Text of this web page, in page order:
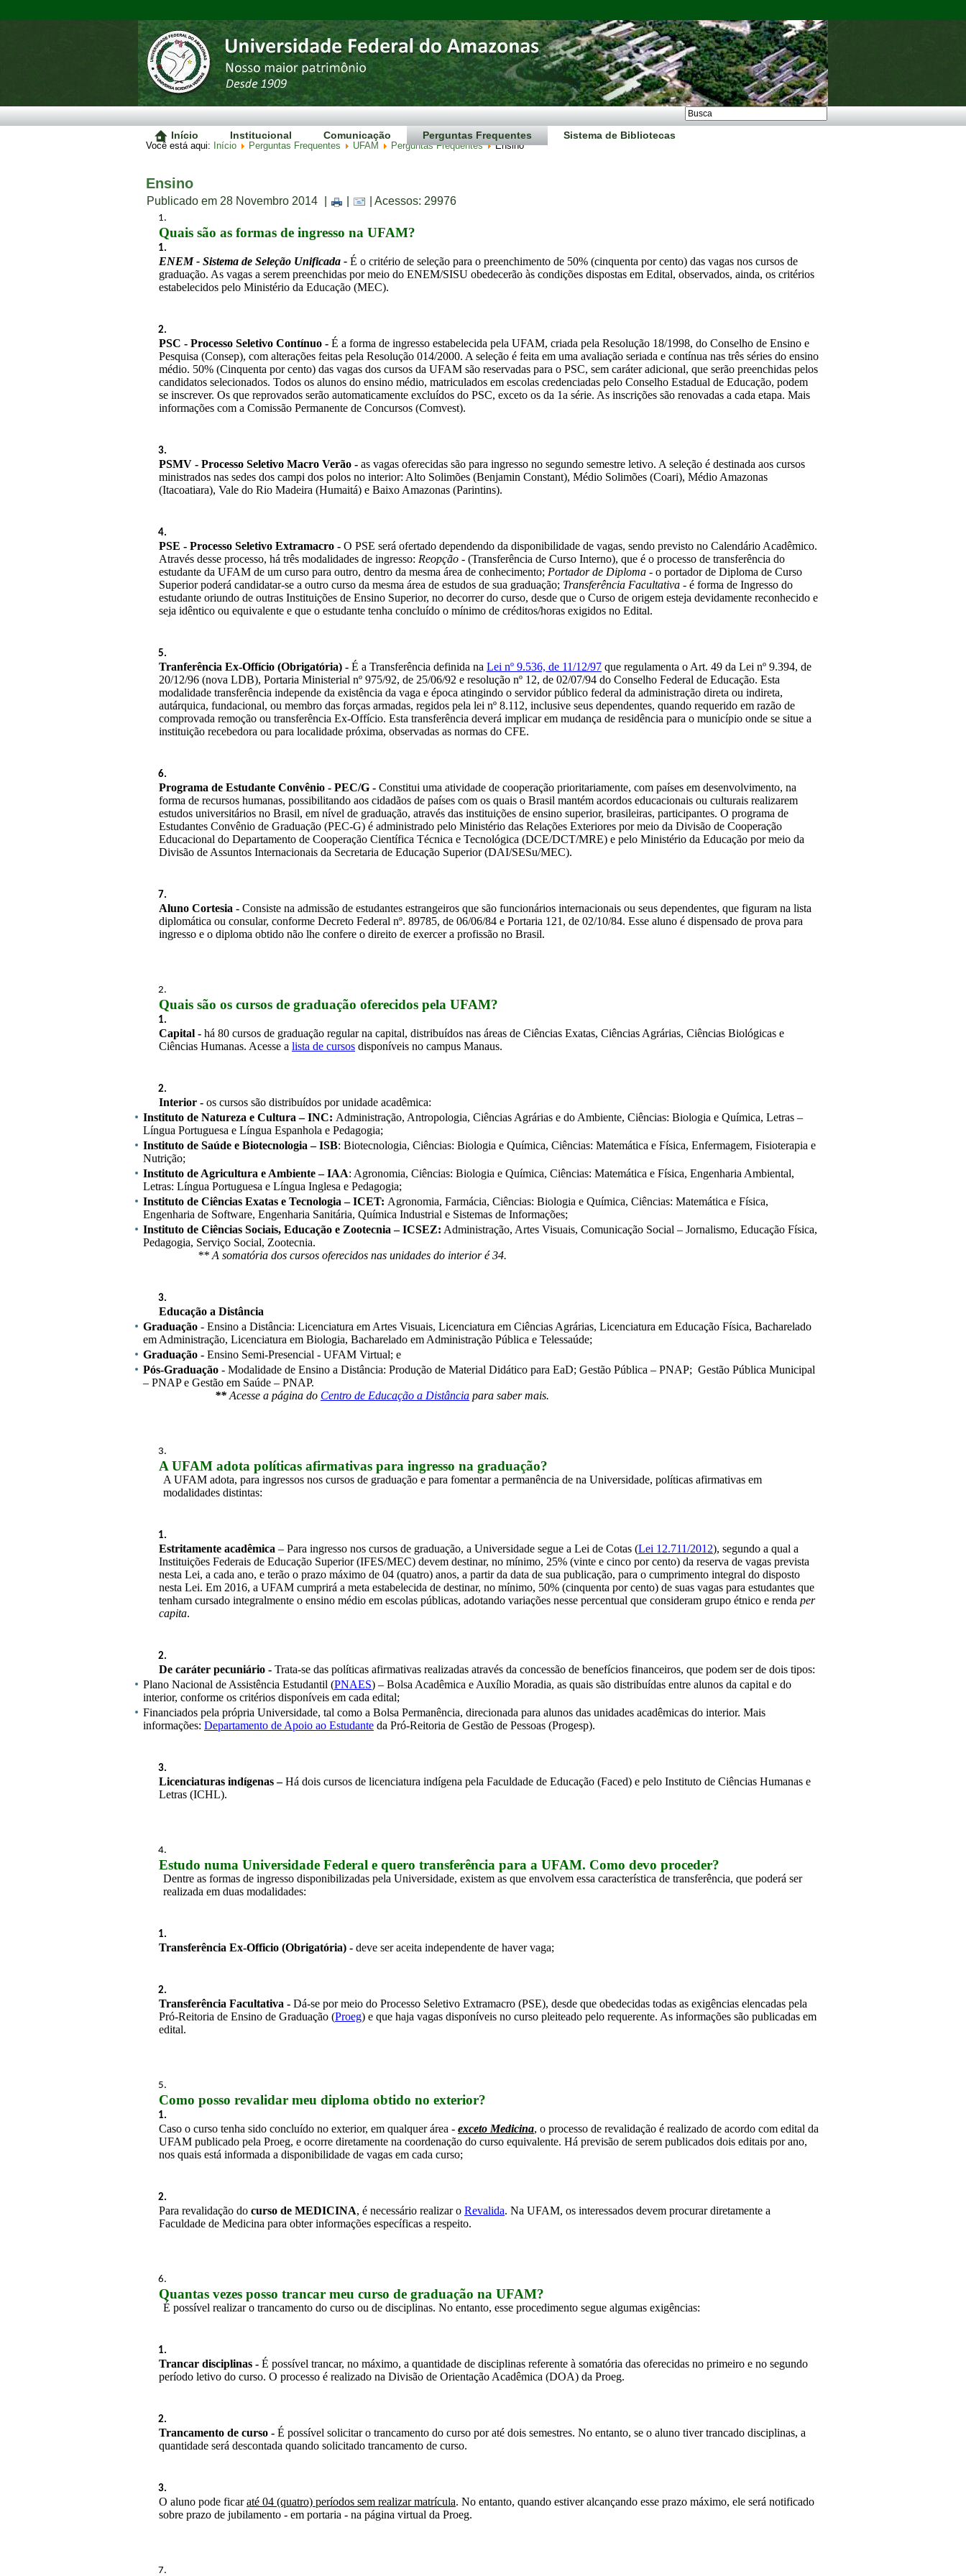
Início Institucional Comunicação Perguntas Frequentes Sistema de Bibliotecas
Você está aqui: Início Perguntas Frequentes UFAM Perguntas Frequentes Ensino
Ensino
Publicado em 28 Novembro 2014 | Acessos: 29976
Quais são as formas de ingresso na UFAM?
ENEM - Sistema de Seleção Unificada - É o critério de seleção para o preenchimento de 50% (cinquenta por cento) das vagas nos cursos de
graduação. As vagas a serem preenchidas por meio do ENEM/SISU obedecerão às condições dispostas em Edital, observados, ainda, os critérios
estabelecidos pelo Ministério da Educação (MEC).
PSC - Processo Seletivo Contínuo - É a forma de ingresso estabelecida pela UFAM, criada pela Resolução 18/1998, do Conselho de Ensino e
Pesquisa (Consep), com alterações feitas pela Resolução 014/2000. A seleção é feita em uma avaliação seriada e contínua nas três séries do ensino
médio. 50% (Cinquenta por cento) das vagas dos cursos da UFAM são reservadas para o PSC, sem caráter adicional, que serão preenchidas pelos
candidatos selecionados. Todos os alunos do ensino médio, matriculados em escolas credenciadas pelo Conselho Estadual de Educação, podem
se inscrever. Os que reprovados serão automaticamente excluídos do PSC, exceto os da 1a série. As inscrições são renovadas a cada etapa. Mais
informações com a Comissão Permanente de Concursos (Comvest).
PSMV - Processo Seletivo Macro Verão - as vagas oferecidas são para ingresso no segundo semestre letivo. A seleção é destinada aos cursos
ministrados nas sedes dos campi dos polos no interior: Alto Solimões (Benjamin Constant), Médio Solimões (Coari), Médio Amazonas
(Itacoatiara), Vale do Rio Madeira (Humaitá) e Baixo Amazonas (Parintins).
PSE - Processo Seletivo Extramacro - O PSE será ofertado dependendo da disponibilidade de vagas, sendo previsto no Calendário Acadêmico.
Através desse processo, há três modalidades de ingresso: Reopção - (Transferência de Curso Interno), que é o processo de transferência do
estudante da UFAM de um curso para outro, dentro da mesma área de conhecimento; Portador de Diploma - o portador de Diploma de Curso
Superior poderá candidatar-se a outro curso da mesma área de estudos de sua graduação; Transferência Facultativa - é forma de Ingresso do
estudante oriundo de outras Instituições de Ensino Superior, no decorrer do curso, desde que o Curso de origem esteja devidamente reconhecido e
seja idêntico ou equivalente e que o estudante tenha concluído o mínimo de créditos/horas exigidos no Edital.
Tranferência Ex-Offício (Obrigatória) - É a Transferência definida na Lei nº 9.536, de 11/12/97 que regulamenta o Art. 49 da Lei nº 9.394, de
20/12/96 (nova LDB), Portaria Ministerial nº 975/92, de 25/06/92 e resolução nº 12, de 02/07/94 do Conselho Federal de Educação. Esta
modalidade transferência independe da existência da vaga e época atingindo o servidor público federal da administração direta ou indireta,
autárquica, fundacional, ou membro das forças armadas, regidos pela lei nº 8.112, inclusive seus dependentes, quando requerido em razão de
comprovada remoção ou transferência Ex-Offício. Esta transferência deverá implicar em mudança de residência para o município onde se situe a
instituição recebedora ou para localidade próxima, observadas as normas do CFE.
Programa de Estudante Convênio - PEC/G - Constitui uma atividade de cooperação prioritariamente, com países em desenvolvimento, na
forma de recursos humanas, possibilitando aos cidadãos de países com os quais o Brasil mantém acordos educacionais ou culturais realizarem
estudos universitários no Brasil, em nível de graduação, através das instituições de ensino superior, brasileiras, participantes. O programa de
Estudantes Convênio de Graduação (PEC-G) é administrado pelo Ministério das Relações Exteriores por meio da Divisão de Cooperação
Educacional do Departamento de Cooperação Científica Técnica e Tecnológica (DCE/DCT/MRE) e pelo Ministério da Educação por meio da
Divisão de Assuntos Internacionais da Secretaria de Educação Superior (DAI/SESu/MEC).
Aluno Cortesia - Consiste na admissão de estudantes estrangeiros que são funcionários internacionais ou seus dependentes, que figuram na lista
diplomática ou consular, conforme Decreto Federal nº. 89785, de 06/06/84 e Portaria 121, de 02/10/84. Esse aluno é dispensado de prova para
ingresso e o diploma obtido não lhe confere o direito de exercer a profissão no Brasil.
Quais são os cursos de graduação oferecidos pela UFAM?
Capital - há 80 cursos de graduação regular na capital, distribuídos nas áreas de Ciências Exatas, Ciências Agrárias, Ciências Biológicas e
Ciências Humanas. Acesse a lista de cursos disponíveis no campus Manaus.
Interior - os cursos são distribuídos por unidade acadêmica:
Instituto de Natureza e Cultura – INC: Administração, Antropologia, Ciências Agrárias e do Ambiente, Ciências: Biologia e Química, Letras –
Língua Portuguesa e Língua Espanhola e Pedagogia;
Instituto de Saúde e Biotecnologia – ISB: Biotecnologia, Ciências: Biologia e Química, Ciências: Matemática e Física, Enfermagem, Fisioterapia e
Nutrição;
Instituto de Agricultura e Ambiente – IAA: Agronomia, Ciências: Biologia e Química, Ciências: Matemática e Física, Engenharia Ambiental,
Letras: Língua Portuguesa e Língua Inglesa e Pedagogia;
Instituto de Ciências Exatas e Tecnologia – ICET: Agronomia, Farmácia, Ciências: Biologia e Química, Ciências: Matemática e Física,
Engenharia de Software, Engenharia Sanitária, Química Industrial e Sistemas de Informações;
Instituto de Ciências Sociais, Educação e Zootecnia – ICSEZ: Administração, Artes Visuais, Comunicação Social – Jornalismo, Educação Física,
Pedagogia, Serviço Social, Zootecnia.
** A somatória dos cursos oferecidos nas unidades do interior é 34.
Educação a Distância
Graduação - Ensino a Distância: Licenciatura em Artes Visuais, Licenciatura em Ciências Agrárias, Licenciatura em Educação Física, Bacharelado
em Administração, Licenciatura em Biologia, Bacharelado em Administração Pública e Telessaúde;
Graduação - Ensino Semi-Presencial - UFAM Virtual; e
Pós-Graduação - Modalidade de Ensino a Distância: Produção de Material Didático para EaD; Gestão Pública – PNAP;  Gestão Pública Municipal
– PNAP e Gestão em Saúde – PNAP.
** Acesse a página do Centro de Educação a Distância para saber mais.
A UFAM adota políticas afirmativas para ingresso na graduação?
A UFAM adota, para ingressos nos cursos de graduação e para fomentar a permanência de na Universidade, políticas afirmativas em
modalidades distintas:
Estritamente acadêmica – Para ingresso nos cursos de graduação, a Universidade segue a Lei de Cotas (Lei 12.711/2012), segundo a qual a
Instituições Federais de Educação Superior (IFES/MEC) devem destinar, no mínimo, 25% (vinte e cinco por cento) da reserva de vagas prevista
nesta Lei, a cada ano, e terão o prazo máximo de 04 (quatro) anos, a partir da data de sua publicação, para o cumprimento integral do disposto
nesta Lei. Em 2016, a UFAM cumprirá a meta estabelecida de destinar, no mínimo, 50% (cinquenta por cento) de suas vagas para estudantes que
tenham cursado integralmente o ensino médio em escolas públicas, adotando variações nesse percentual que consideram grupo étnico e renda per
capita.
De caráter pecuniário - Trata-se das políticas afirmativas realizadas através da concessão de benefícios financeiros, que podem ser de dois tipos:
Plano Nacional de Assistência Estudantil (PNAES) – Bolsa Acadêmica e Auxílio Moradia, as quais são distribuídas entre alunos da capital e do
interior, conforme os critérios disponíveis em cada edital;
Financiados pela própria Universidade, tal como a Bolsa Permanência, direcionada para alunos das unidades acadêmicas do interior. Mais
informações: Departamento de Apoio ao Estudante da Pró-Reitoria de Gestão de Pessoas (Progesp).
Licenciaturas indígenas – Há dois cursos de licenciatura indígena pela Faculdade de Educação (Faced) e pelo Instituto de Ciências Humanas e
Letras (ICHL).
Estudo numa Universidade Federal e quero transferência para a UFAM. Como devo proceder?
Dentre as formas de ingresso disponibilizadas pela Universidade, existem as que envolvem essa característica de transferência, que poderá ser
realizada em duas modalidades:
Transferência Ex-Officio (Obrigatória) - deve ser aceita independente de haver vaga;
Transferência Facultativa - Dá-se por meio do Processo Seletivo Extramacro (PSE), desde que obedecidas todas as exigências elencadas pela
Pró-Reitoria de Ensino de Graduação (Proeg) e que haja vagas disponíveis no curso pleiteado pelo requerente. As informações são publicadas em
edital.
Como posso revalidar meu diploma obtido no exterior?
Caso o curso tenha sido concluído no exterior, em qualquer área - exceto Medicina, o processo de revalidação é realizado de acordo com edital da
UFAM publicado pela Proeg, e ocorre diretamente na coordenação do curso equivalente. Há previsão de serem publicados dois editais por ano,
nos quais está informada a disponibilidade de vagas em cada curso;
Para revalidação do curso de MEDICINA, é necessário realizar o Revalida. Na UFAM, os interessados devem procurar diretamente a
Faculdade de Medicina para obter informações específicas a respeito.
Quantas vezes posso trancar meu curso de graduação na UFAM?
É possível realizar o trancamento do curso ou de disciplinas. No entanto, esse procedimento segue algumas exigências:
Trancar disciplinas - É possível trancar, no máximo, a quantidade de disciplinas referente à somatória das oferecidas no primeiro e no segundo
período letivo do curso. O processo é realizado na Divisão de Orientação Acadêmica (DOA) da Proeg.
Trancamento de curso - É possível solicitar o trancamento do curso por até dois semestres. No entanto, se o aluno tiver trancado disciplinas, a
quantidade será descontada quando solicitado trancamento de curso.
O aluno pode ficar até 04 (quatro) períodos sem realizar matrícula. No entanto, quando estiver alcançando esse prazo máximo, ele será notificado
sobre prazo de jubilamento - em portaria - na página virtual da Proeg.